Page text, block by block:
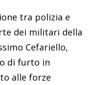
tra polizia e
dei militari della
Cefariello,
di furto in
alle forze